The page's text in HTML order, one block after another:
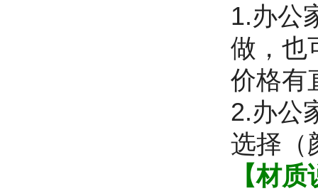
1.办公
做，也
价格有
2.办公
选择（
【材